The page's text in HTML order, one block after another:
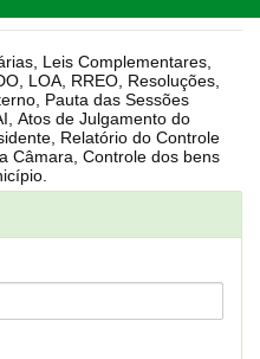
Resoluções,
Pauta das Sessões
Atos de Julgamento do